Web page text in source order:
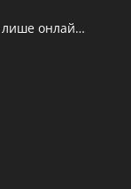
лише онлайн-